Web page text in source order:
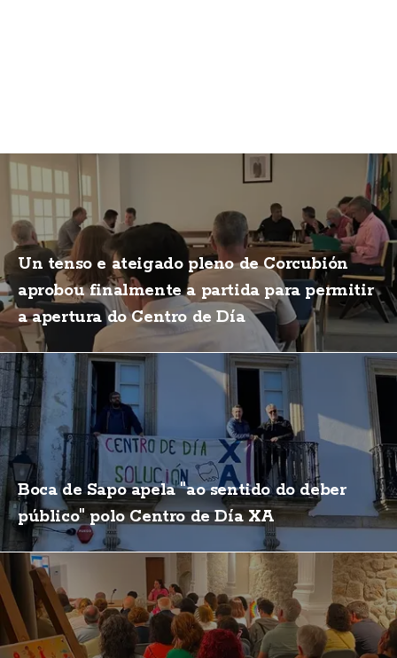
Un tenso e ateigado pleno de Corcubión
aprobou finalmente a partida para permitir
a apertura do Centro de Día
Boca de Sapo apela "ao sentido do deber
público" polo Centro de Día XA